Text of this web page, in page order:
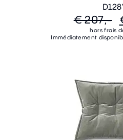
€ 207,-
hors frais
Immédiatement